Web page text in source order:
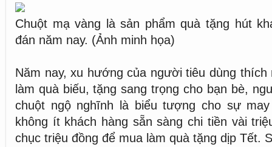
Chuột mạ vàng là sản phẩm quà tặng hút
đán năm nay. (Ảnh minh họa)
Năm nay, xu hướng của người tiêu dùng thích
làm quà biếu, tặng sang trọng cho bạn bè,
chuột ngộ nghĩnh là biểu tượng cho sự
không ít khách hàng sẵn sàng chi tiền vài
chục triệu đồng để mua làm quà tặng dịp Tết.